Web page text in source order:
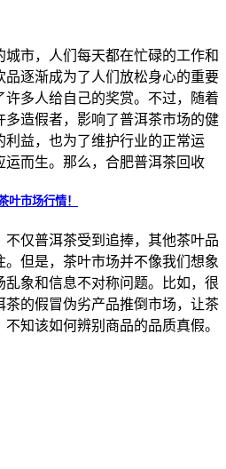
市，人们每天都在忙碌的工作和
品逐渐成为了人们放松身心的重要
多人给自己的奖赏。不过，随着
造假者，影响了普洱茶市场的健
利益，也为了维护行业的正常运
而生。那么，合肥普洱茶回收
叶市场行情！
不仅普洱茶受到追捧，其他茶叶品
但是，茶叶市场并不像我们想象
象和信息不对称问题。比如，很
茶的假冒伪劣产品推倒市场，让茶
知该如何辨别商品的品质真假。